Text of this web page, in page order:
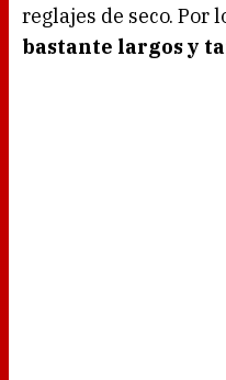
reglajes de seco. Por
bastante largos y